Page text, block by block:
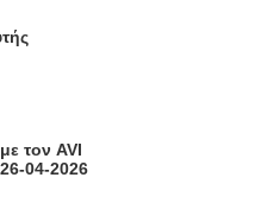
τον AVI
04-2026